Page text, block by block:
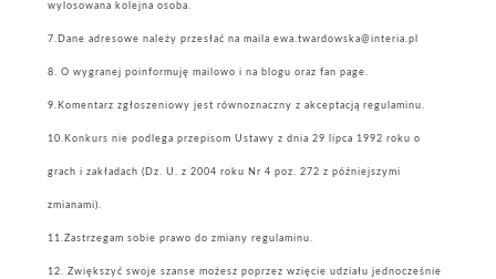
wylosowana kolejna osoba.
7.Dane adresowe należy przesłać na maila ewa.twardowska@interia.pl
8. O wygranej poinformuję mailowo i na blogu oraz fan page.
9.Komentarz zgłoszeniowy jest równoznaczny z akceptacją regulaminu.
10.Konkurs nie podlega przepisom Ustawy z dnia 29 lipca 1992 roku o
grach i zakładach (Dz. U. z 2004 roku Nr 4 poz. 272 z późniejszymi
zmianami).
11.Zastrzegam sobie prawo do zmiany regulaminu.
12. Zwiększyć swoje szanse możesz poprzez wzięcie udziału jednocześnie